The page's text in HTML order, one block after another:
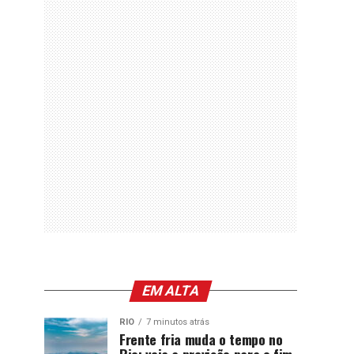
EM ALTA
RIO 7 minutos atrás
Frente fria muda o tempo no